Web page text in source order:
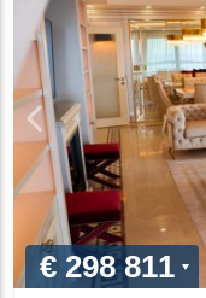
€ 298 811